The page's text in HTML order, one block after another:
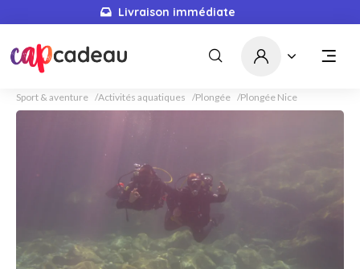
Livraison immédiate
Sport & aventure Activités aquatiques Plongée Plongée Nice